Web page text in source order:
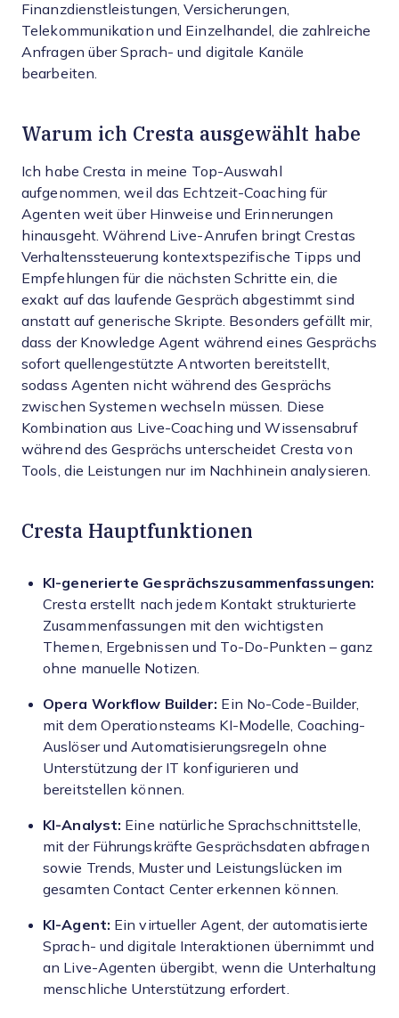
Finanzdienstleistungen, Versicherungen,
Telekommunikation und Einzelhandel, die zahlreiche
Anfragen über Sprach- und digitale Kanäle
bearbeiten.
Warum ich Cresta ausgewählt habe
Ich habe Cresta in meine Top-Auswahl
aufgenommen, weil das Echtzeit-Coaching für
Agenten weit über Hinweise und Erinnerungen
hinausgeht. Während Live-Anrufen bringt Crestas
Verhaltenssteuerung kontextspezifische Tipps und
Empfehlungen für die nächsten Schritte ein, die
exakt auf das laufende Gespräch abgestimmt sind
anstatt auf generische Skripte. Besonders gefällt mir,
dass der Knowledge Agent während eines Gesprächs
sofort quellengestützte Antworten bereitstellt,
sodass Agenten nicht während des Gesprächs
zwischen Systemen wechseln müssen. Diese
Kombination aus Live-Coaching und Wissensabruf
während des Gesprächs unterscheidet Cresta von
Tools, die Leistungen nur im Nachhinein analysieren.
Cresta Hauptfunktionen
KI-generierte Gesprächszusammenfassungen:
Cresta erstellt nach jedem Kontakt strukturierte
Zusammenfassungen mit den wichtigsten
Themen, Ergebnissen und To-Do-Punkten – ganz
ohne manuelle Notizen.
Opera Workflow Builder: Ein No-Code-Builder,
mit dem Operationsteams KI-Modelle, Coaching-
Auslöser und Automatisierungsregeln ohne
Unterstützung der IT konfigurieren und
bereitstellen können.
KI-Analyst: Eine natürliche Sprachschnittstelle,
mit der Führungskräfte Gesprächsdaten abfragen
sowie Trends, Muster und Leistungslücken im
gesamten Contact Center erkennen können.
KI-Agent: Ein virtueller Agent, der automatisierte
Sprach- und digitale Interaktionen übernimmt und
an Live-Agenten übergibt, wenn die Unterhaltung
menschliche Unterstützung erfordert.